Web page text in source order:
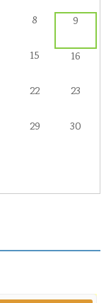
8 9
15 16
22 23
29 30